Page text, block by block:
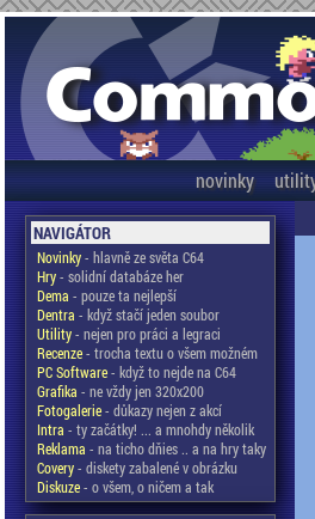
novinky
NAVIGÁTOR
Novinky- hlavně ze světa C64
Hry- solidní databáze her
Dema - pouze ta nejlepší
Dentra - když stačí jeden soubor
Utility- nejen pro práci a legraci
Recenze- trocha textu o všem možném
PC Software- když to nejde na C64
Grafika - ne vždy jen 320x200
Fotogalerie- důkazy nejen z akcí
Intra - ty začátky! ... a mnohdy několik
Reklama - na ticho dňies .. a na hry taky
Covery- diskety zabalené v obrázku
Diskuze- o všem, o ničem a tak